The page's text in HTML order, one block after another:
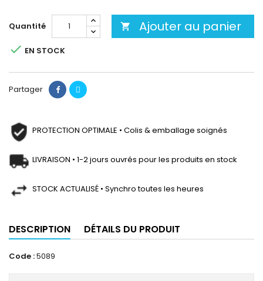
Quantité  Ajouter au panier
 EN STOCK
Partager
PROTECTION OPTIMALE • Colis & emballage soignés
LIVRAISON • 1-2 jours ouvrés pour les produits en stock
STOCK ACTUALISÉ • Synchro toutes les heures
DESCRIPTION DÉTAILS DU PRODUIT
Code :5089